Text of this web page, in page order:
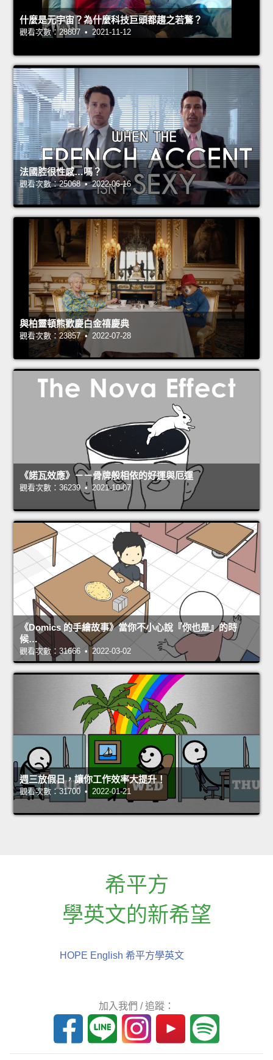
什麼是元宇宙？為什麼科技巨頭都趨之若鶩？
觀看次數：28807 • 2021-11-12
法國腔很性感…嗎？
觀看次數：25068 • 2022-06-16
與柏靈頓熊歡慶白金禧慶典
觀看次數：23857 • 2022-07-28
《諾瓦效應》－－骨牌般相依的好運與厄運
觀看次數：36239 • 2021-10-07
《Domics 的手繪故事》當你不小心說『你也是』的時
候…
觀看次數：31666 • 2022-03-02
週三放假日，讓你工作效率大提升！
觀看次數：31700 • 2022-01-21
希平方
學英文的新希望
HOPE English 希平方學英文
加入我們 / 追蹤：